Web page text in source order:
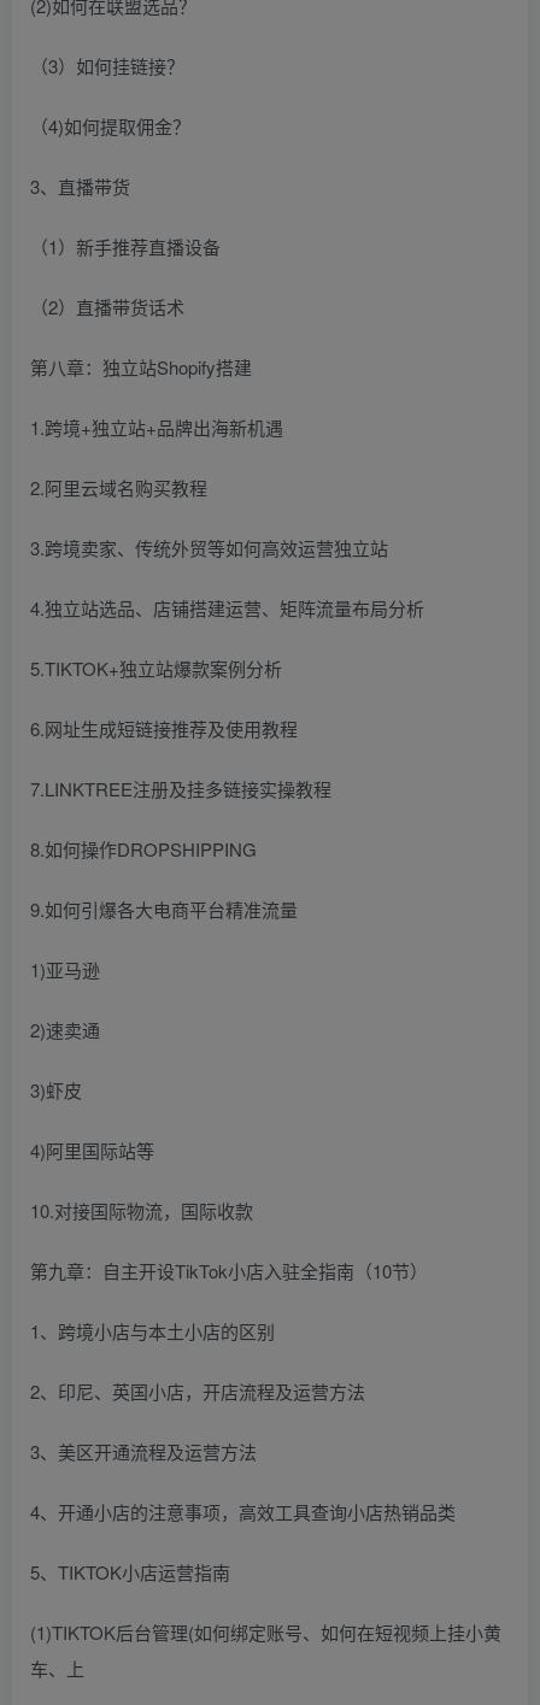
(2)如何在联盟选品？
（3）如何挂链接？
（4)如何提取佣金？
3、直播带货
（1）新手推荐直播设备
（2）直播带货话术
第八章：独立站Shopify搭建
1.跨境+独立站+品牌出海新机遇
2.阿里云域名购买教程
3.跨境卖家、传统外贸等如何高效运营独立站
4.独立站选品、店铺搭建运营、矩阵流量布局分析
5.TIKTOK+独立站爆款案例分析
6.网址生成短链接推荐及使用教程
7.LINKTREE注册及挂多链接实操教程
8.如何操作DROPSHIPPING
9.如何引爆各大电商平台精准流量
1)亚马逊
2)速卖通
3)虾皮
4)阿里国际站等
10.对接国际物流，国际收款
第九章：自主开设TikTok小店入驻全指南（10节）
1、跨境小店与本土小店的区别
2、印尼、英国小店，开店流程及运营方法
3、美区开通流程及运营方法
4、开通小店的注意事项，高效工具查询小店热销品类
5、TIKTOK小店运营指南
(1)TIKTOK后台管理(如何绑定账号、如何在短视频上挂小黄
车、上